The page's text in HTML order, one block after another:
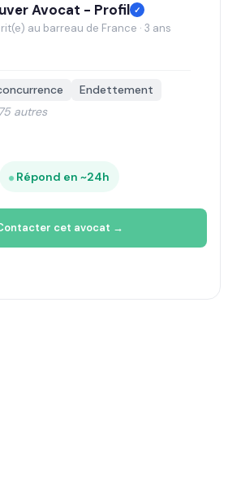
Avocat - Profil ✓
au barreau de France · 3 ans
Endettement
autres
Répond en ~24h
cet avocat →